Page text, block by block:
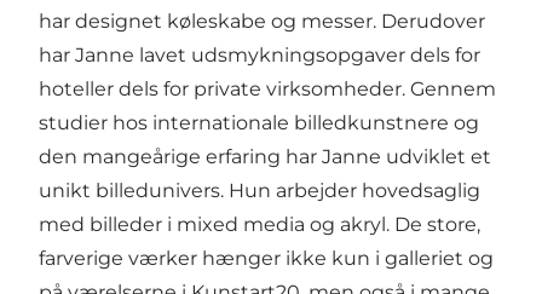
har designet køleskabe og messer. Derudover
har Janne lavet udsmykningsopgaver dels for
hoteller dels for private virksomheder. Gennem
studier hos internationale billedkunstnere og
den mangeårige erfaring har Janne udviklet et
unikt billedunivers. Hun arbejder hovedsaglig
med billeder i mixed media og akryl. De store,
farverige værker hænger ikke kun i galleriet og